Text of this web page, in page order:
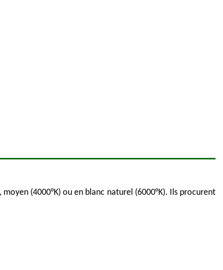
(4000°K) ou en blanc naturel (6000°K). Ils procurent